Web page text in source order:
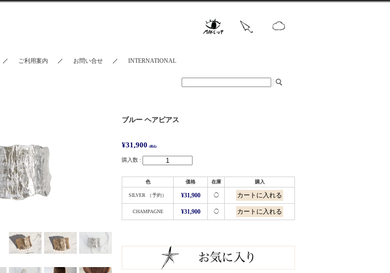
ご利用案内 お問い合せ INTERNATIONAL
ブルー ヘアピアス
¥31,900 (税込)
購入数 :
色 価格 在庫 購入
SILVER （予約） ¥31,900 ◯
CHAMPAGNE ¥31,900 ◯